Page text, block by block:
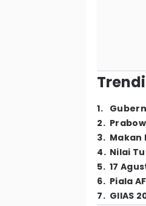
1.
2.
3. Makan
4. Nilai
5. 17
6. Piala
7. GIIAS